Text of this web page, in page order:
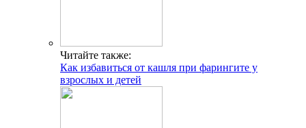
Читайте также:
Как избавиться от кашля при фарингите у
взрослых и детей